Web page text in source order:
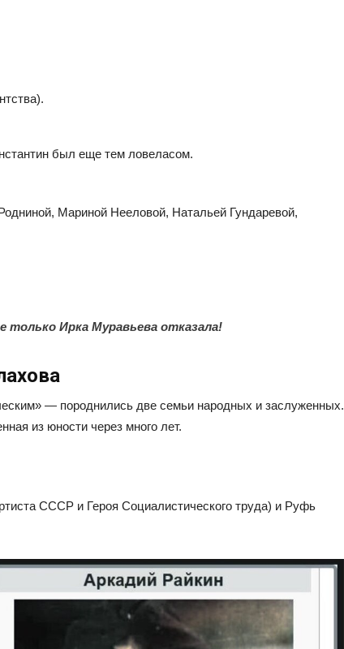
был еще тем ловеласом.
Мариной Нееловой, Натальей Гундаревой,
Ирка Муравьева отказала!
— породнились две семьи народных и заслуженных.
из юности через много лет.
СССР и Героя Социалистического труда) и Руфь